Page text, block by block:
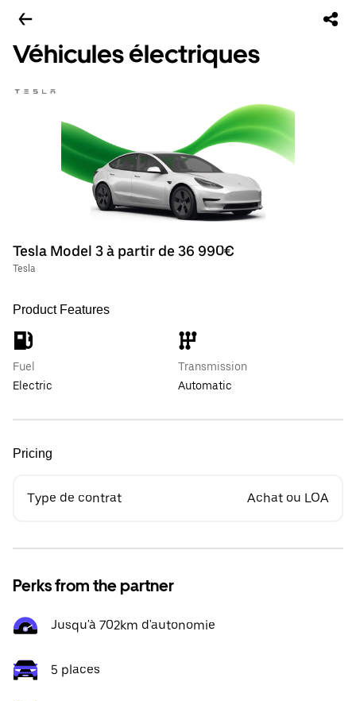
Véhicules électriques
Tesla Model 3 à partir de 36 990€
Tesla
Product Features
Fuel
Electric
Transmission
Automatic
Pricing
Type de contrat Achat ou LOA
Perks from the partner
Jusqu'à 702km d'autonomie
5 places